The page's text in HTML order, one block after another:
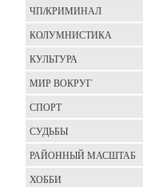
ЧП/КРИМИНАЛ
КОЛУМНИСТИКА
КУЛЬТУРА
МИР ВОКРУГ
СПОРТ
СУДЬБЫ
РАЙОННЫЙ МАСШТАБ
ХОББИ